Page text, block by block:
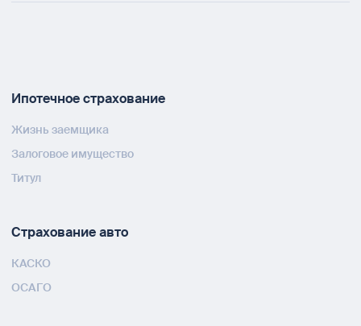
Ипотечное страхование
Жизнь заемщика
Залоговое имущество
Титул
Страхование авто
КАСКО
ОСАГО